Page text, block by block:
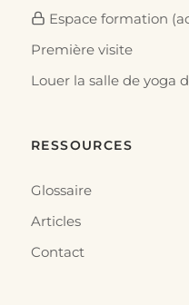
Espace formation
Première visite
Louer la salle de yoga
RESSOURCES
Glossaire
Articles
Contact